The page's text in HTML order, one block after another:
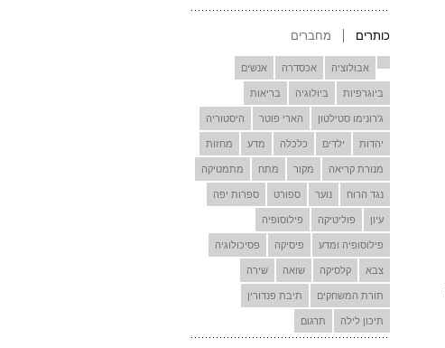
כותרים מחברים
אבולוציה אכסדרה אנשים
ביוגרפיות ביולוגיה בריאות
ג'רונימו סטילטון הארי פוטר היסטוריה
יהדות ילדים כלכלה מדע מחזות
מנורת קריאה מקור מתח מתמטיקה
נגד הרוח נוער ספורט ספרות יפה
עיון פוליטיקה פילוסופיה
פילוסופיה ומדע פיסיקה פסיכולוגיה
צבא קלסיקה שואה שירה
תורת המשחקים תיבת פנדורין
תיכון לילה תרגום